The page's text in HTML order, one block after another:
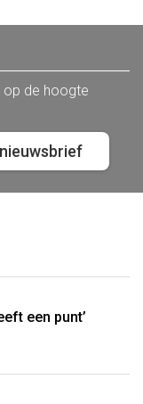
op de hoogte
een punt’